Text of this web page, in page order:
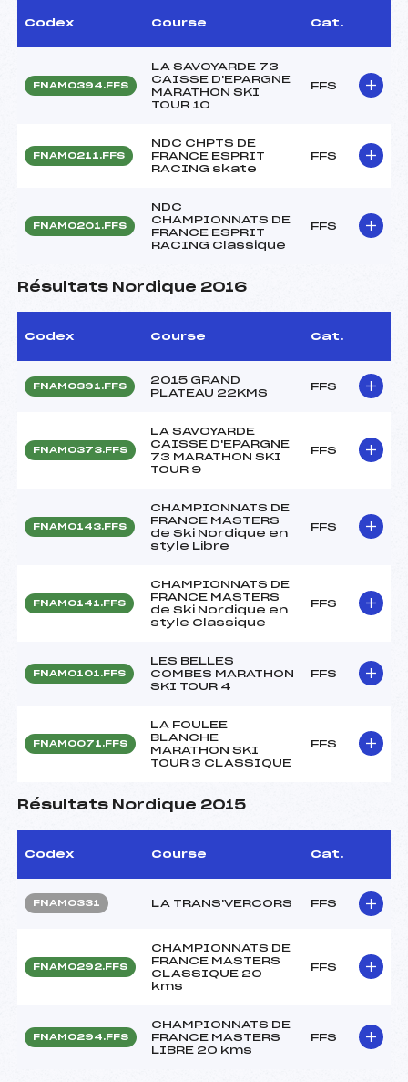
Codex Course Cat.
FNAM0394.FFS
LA SAVOYARDE 73
CAISSE D'EPARGNE
MARATHON SKI
TOUR 10
FFS
FNAM0211.FFS
NDC CHPTS DE
FRANCE ESPRIT
RACING skate
FFS
FNAM0201.FFS
NDC
CHAMPIONNATS DE
FRANCE ESPRIT
RACING Classique
FFS
Résultats Nordique 2016
Codex Course Cat.
FNAM0391.FFS
2015 GRAND
PLATEAU 22KMS
FFS
FNAM0373.FFS
LA SAVOYARDE
CAISSE D'EPARGNE
73 MARATHON SKI
TOUR 9
FFS
FNAM0143.FFS
CHAMPIONNATS DE
FRANCE MASTERS
de Ski Nordique en
style Libre
FFS
FNAM0141.FFS
CHAMPIONNATS DE
FRANCE MASTERS
de Ski Nordique en
style Classique
FFS
FNAM0101.FFS
LES BELLES
COMBES MARATHON
SKI TOUR 4
FFS
FNAM0071.FFS
LA FOULEE
BLANCHE
MARATHON SKI
TOUR 3 CLASSIQUE
FFS
Résultats Nordique 2015
Codex Course Cat.
FNAM0331 LA TRANS'VERCORS FFS
FNAM0292.FFS
CHAMPIONNATS DE
FRANCE MASTERS
CLASSIQUE 20
kms
FFS
FNAM0294.FFS
CHAMPIONNATS DE
FRANCE MASTERS
LIBRE 20 kms
FFS